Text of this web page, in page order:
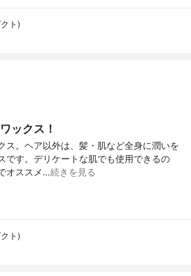
ト)
ックス！
ス。ヘア以外は、髪・肌など全身に潤いを
です。デリケートな肌でも使用できるの
オススメ…続きを見る
ト)